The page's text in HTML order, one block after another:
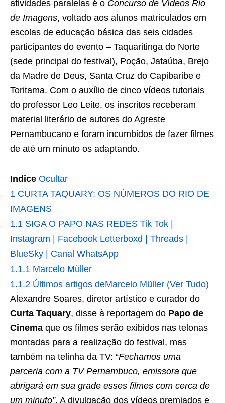
atividades paralelas é o Concurso de Vídeos Rio
de Imagens, voltado aos alunos matriculados em
escolas de educação básica das seis cidades
participantes do evento – Taquaritinga do Norte
(sede principal do festival), Poção, Jataúba, Brejo
da Madre de Deus, Santa Cruz do Capibaribe e
Toritama. Com o auxílio de cinco vídeos tutoriais
do professor Leo Leite, os inscritos receberam
material literário de autores do Agreste
Pernambucano e foram incumbidos de fazer filmes
de até um minuto os adaptando.
Indice Ocultar
1 CURTA TAQUARY: OS NÚMEROS DO RIO DE
IMAGENS
1.1 SIGA O PAPO NAS REDES Tik Tok |
Instagram | Facebook Letterboxd | Threads |
BlueSky | Canal WhatsApp
1.1.1 Marcelo Müller
1.1.2 Últimos artigos deMarcelo Müller (Ver Tudo)
Alexandre Soares, diretor artístico e curador do
Curta Taquary, disse à reportagem do Papo de
Cinema que os filmes serão exibidos nas telonas
montadas para a realização do festival, mas
também na telinha da TV: “Fechamos uma
parceria com a TV Pernambuco, emissora que
abrigará em sua grade esses filmes com cerca de
um minuto”. A divulgação dos vídeos premiados e